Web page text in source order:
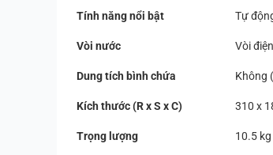
Tính năng nổi bật Tự
Vòi nước Vòi
Dung tích bình chứa Không
Kích thước (R x S x C) 310 x
Trọng lượng 10.5 kg